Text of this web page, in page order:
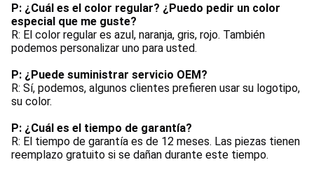
P: ¿Cuál es el color regular? ¿Puedo pedir un color
especial que me guste?
R: El color regular es azul, naranja, gris, rojo. También
podemos personalizar uno para usted.
P: ¿Puede suministrar servicio OEM?
R: Sí, podemos, algunos clientes prefieren usar su logotipo,
su color.
P: ¿Cuál es el tiempo de garantía?
R: El tiempo de garantía es de 12 meses. Las piezas tienen
reemplazo gratuito si se dañan durante este tiempo.